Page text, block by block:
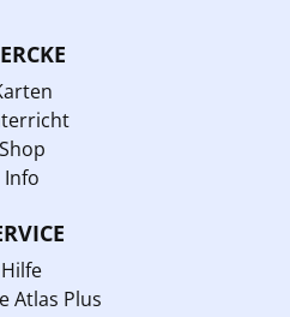
Shop
Info
Hilfe
Atlas Plus